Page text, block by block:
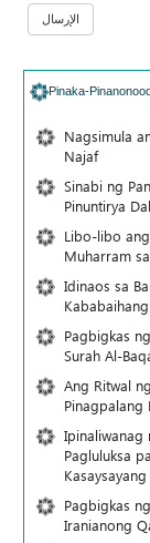
Pinaka-
Nagsimula
Najaf
Sinabi ng
Pinuntirya
Libo-libo
Muharram
Idinaos sa
Pagbigkas
Surah Al-
Ang Ritwal
Pinagpalang
Ipinaliwanag
Pagluluksa
Pagbigkas
Iranianong